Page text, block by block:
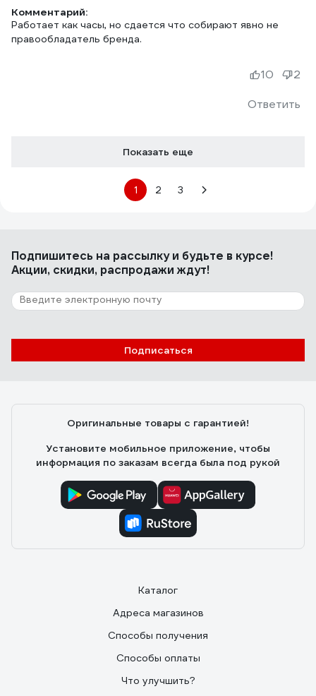
Комментарий:
Работает как часы, но сдается что собирают явно не
правообладатель бренда.
Ответить
10 2
Показать еще
1 2 3
Подпишитесь на рассылкуи будьте в курсе!
Акции, скидки, распродажи ждут!
Подписаться
Оригинальные товары с гарантией!
Установите мобильное приложение, чтобы
информация по заказам всегда была под рукой
Каталог
Адреса магазинов
Способы получения
Способы оплаты
Что улучшить?